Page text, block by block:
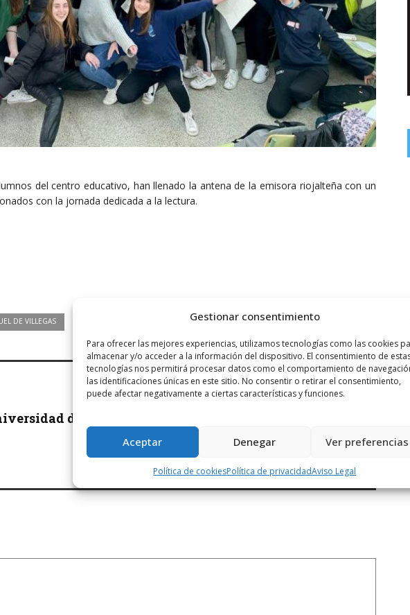
Gestionar consentimiento
Para ofrecer las mejores experiencias, utilizamos tecnologías como las cookies
almacenar y/o acceder a la información del dispositivo. El consentimiento de
tecnologías nos permitirá procesar datos como el comportamiento de
las identificaciones únicas en este sitio. No consentir o retirar el consentimiento,
puede afectar negativamente a ciertas características y funciones.
Aceptar Denegar Ver preferencias
Política de cookiesPolítica de privacidadAviso Legal
del centro educativo, han llenado la antena de la emisora riojalteña con un
con la jornada dedicada a la lectura.
DE VILLEGAS
de la
Siguiente noticia
construirán ...